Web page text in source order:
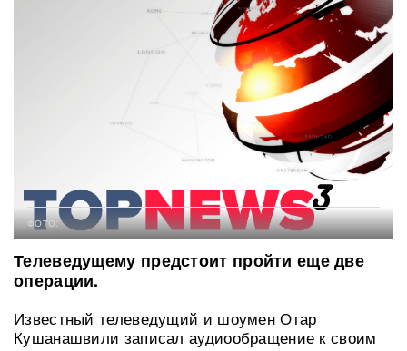
ФОТО:
Телеведущему предстоит пройти еще две
операции.
Известный телеведущий и шоумен Отар
Кушанашвили записал аудиообращение к своим